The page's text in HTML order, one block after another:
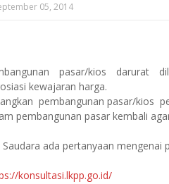
05, 2014
pasar/kios darurat
kewajaran harga.
pembangunan pasar/kios
pembangunan pasar kembali
Saudara ada pertanyaan mengenai
konsultasi.lkpp.go.id/